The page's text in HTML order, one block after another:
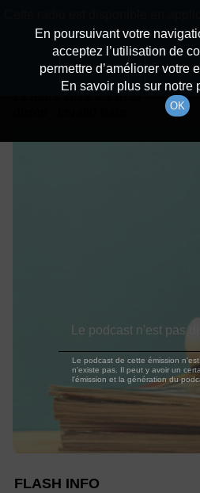
Détails De L'épisode
à 13h59
FLASH INFO
En poursuivant votre
acceptez l’utilisation de
permettre d’améliorer votre
En savoir plus sur notre
OK
dessous pour
Non merci
Le podcast n'est pas
Le podcast de cette émission
n'existe pas. Il peut y avoir un
l'émission et la génération du